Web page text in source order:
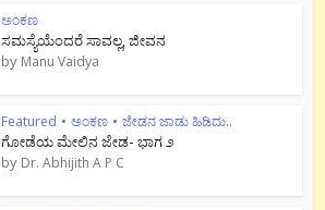
ಅಂಕಣ
ಸಮಸ್ಯೆಯೆಂದರೆ ಸಾವಲ್ಲ, ಜೀವನ
by Manu Vaidya
Featured • ಅಂಕಣ • ಜೇಡನ ಜಾಡು ಹಿಡಿದು..
ಗೋಡೆಯ ಮೇಲಿನ ಜೇಡ- ಭಾಗ ೨
by Dr. Abhijith A P C